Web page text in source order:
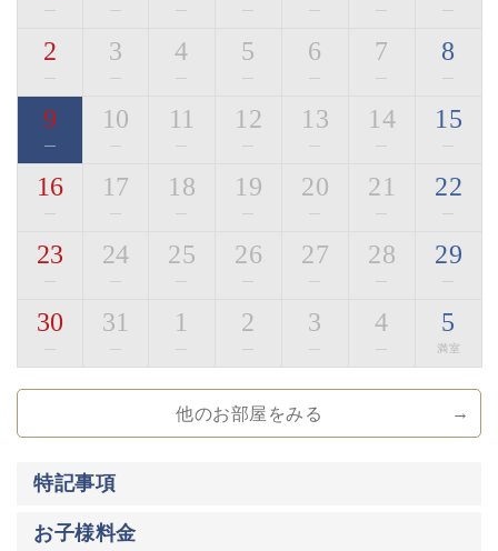
ただけます。
■お食事「萃の膳」
旬の美味しく安全な食材を信州諏訪らしい調理方法で提
供いたします。
自信を持って提供できる調味料を厳選して使用しており
ます。
※苦手なものやアレルギー食材については事前にお申し
※当館のお食事は2泊目まで、朝夕ともに異なったお食
・ご夕食「寛ぎの膳」
職人が手間暇かけたお食事になります。
地場の旨味、和の旨味で寛ぎのお食事をお愉しみくださ
季節ごとに変わる名物の土鍋ご飯や自家製の信州蕎麦も
— — — — — — —
2
—
3
—
4
—
5
—
6
—
7
—
8
—
9
—
10
—
11
—
12
—
13
—
14
—
15
—
16
—
17
—
18
—
19
—
20
—
21
—
22
—
23
—
24
—
25
—
26
—
27
—
28
—
29
—
30
—
31
—
1
—
2
—
3
—
4
—
5
満室
他のお部屋をみる
特記事項
お子様料金